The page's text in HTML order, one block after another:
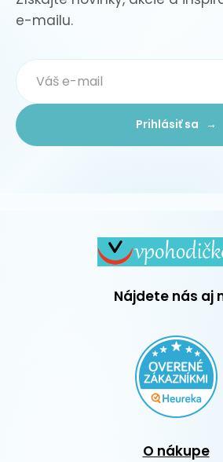
e-mailu.
Prihlásiť sa →
Nájdete nás aj
O nákupe